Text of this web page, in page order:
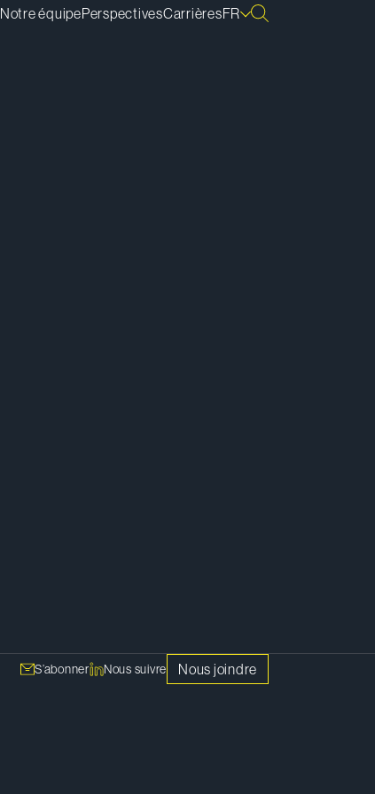
Notre équipePerspectivesCarrièresFR
S’abonner Nous suivre Nous joindre